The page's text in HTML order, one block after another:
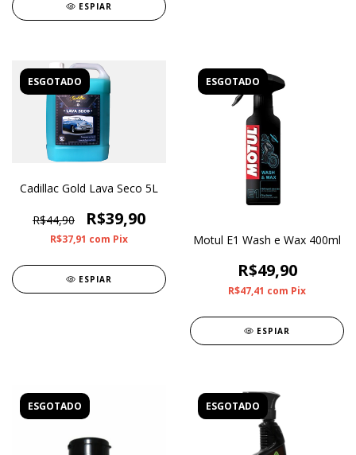
ESPIAR
ESGOTADO
Cadillac Gold Lava Seco 5L
R$44,90 R$39,90
R$37,91 com Pix
ESPIAR
ESGOTADO
Motul E1 Wash e Wax 400ml
R$49,90
R$47,41 com Pix
ESPIAR
ESGOTADO ESGOTADO